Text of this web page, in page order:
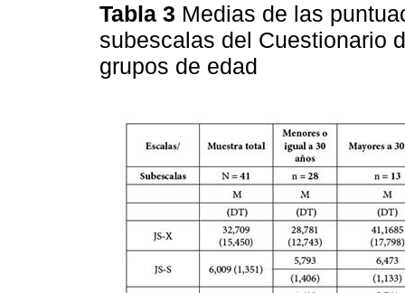
Tabla 3 Medias de las
subescalas del Cuestionario
grupos de edad